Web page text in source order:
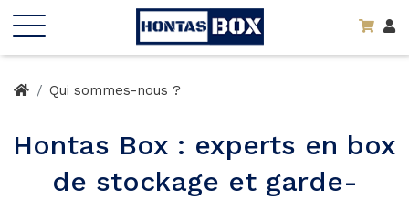
Qui sommes-nous ?
Hontas Box : experts en box
de stockage et garde-